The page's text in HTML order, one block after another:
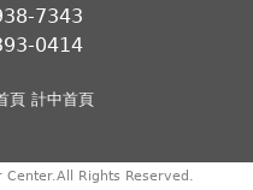
7343
0414
頁 計中首頁
Rights Reserved.